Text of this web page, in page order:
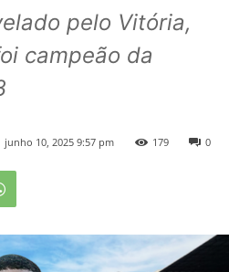
pelo Vitória,
campeão da
junho 10, 2025 9:57 pm 0
179